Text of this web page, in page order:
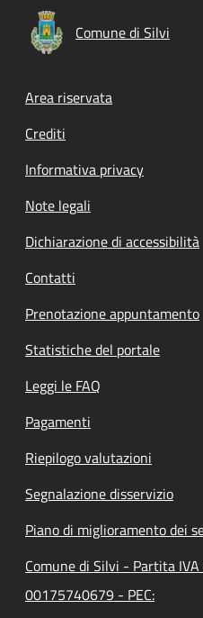
Comune di Silvi
Footer menu
Area riservata
Crediti
Informativa privacy
Note legali
Dichiarazione di accessibilità
Contatti
Prenotazione appuntamento
Statistiche del portale
Leggi le FAQ
Pagamenti
Riepilogo valutazioni
Segnalazione disservizio
Piano di miglioramento dei
Comune di Silvi - Partita
00175740679 - PEC: